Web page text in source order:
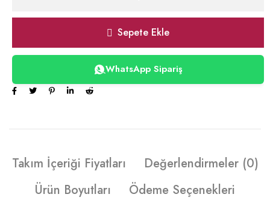
Sepete Ekle
WhatsApp Sipariş
Takım İçeriği Fiyatları
Değerlendirmeler (0)
Ürün Boyutları
Ödeme Seçenekleri